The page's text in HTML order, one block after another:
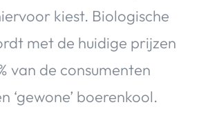
kiest. Biologische
met de huidige prijzen
van de consumenten
‘gewone’ boerenkool.